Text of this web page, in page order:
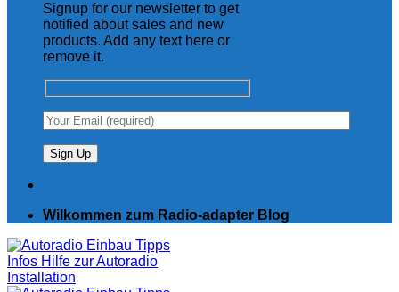
Signup for our newsletter to get
notified about sales and new
products. Add any text here or
remove it.
Wilkommen zum Radio-adapter Blog